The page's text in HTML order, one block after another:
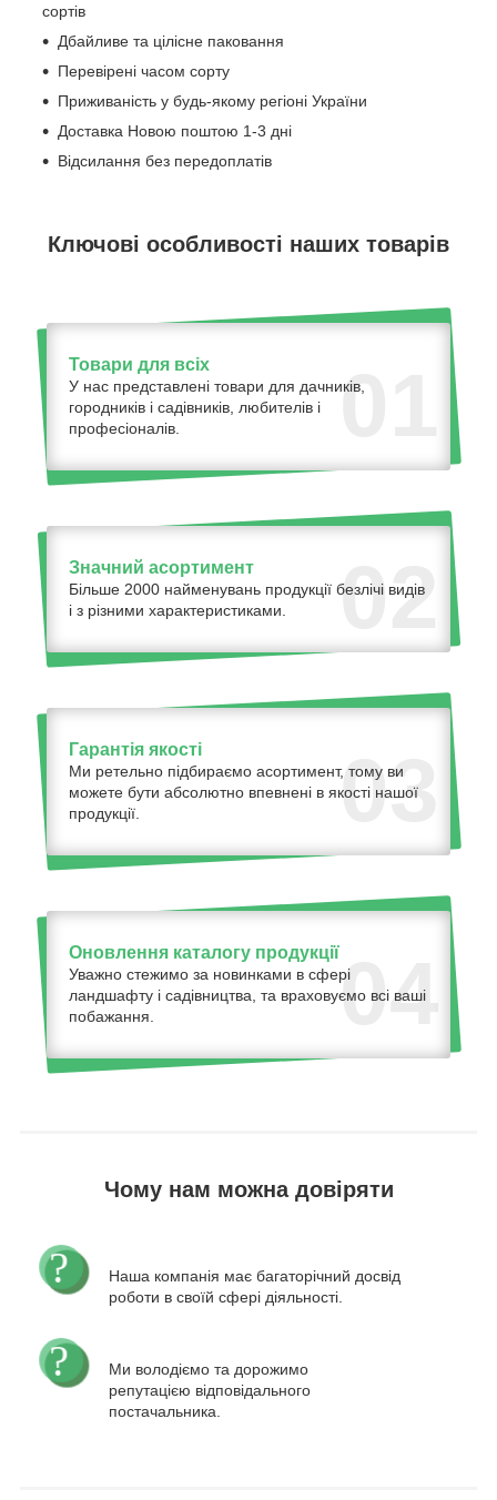
сортів
Дбайливе та цілісне паковання
Перевірені часом сорту
Приживаність у будь-якому регіоні України
Доставка Новою поштою 1-3 дні
Відсилання без передоплатів
Ключові особливості наших товарів
01
Товари для всіх
У нас представлені товари для дачників,
городників і садівників, любителів і
професіоналів.
02
Значний асортимент
Більше 2000 найменувань продукції безлічі видів
і з різними характеристиками.
03
Гарантія якості
Ми ретельно підбираємо асортимент, тому ви
можете бути абсолютно впевнені в якості нашої
продукції.
04
Оновлення каталогу продукції
Уважно стежимо за новинками в сфері
ландшафту і садівництва, та враховуємо всі ваші
побажання.
Чому нам можна довіряти
Наша компанія має багаторічний досвід
роботи в своїй сфері діяльності.
Ми володіємо та дорожимо
репутацією відповідального
постачальника.